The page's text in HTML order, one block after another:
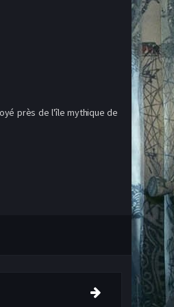
près de l'île mythique de